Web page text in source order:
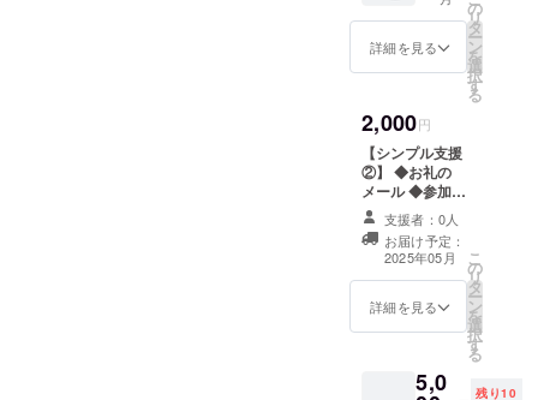
告書の
送付
（メー
領収書
Aオリジ
ナル
グッズ
（ボー
ルペ
ン）
詳細を見る
の
リ
タ
ー
ン
を
選
択
す
る
2,000円
【シンプル支援
②】 ◆お礼の
メール ◆参加者
の感想等を掲載
した報告書の送
付（メール） ◆
寄付金領収書 ※
このリターンは
寄付金領収書を
除き、1,000円の
支援者：0人
お届け予定：
2025年05月
詳細を見る
こ
の
リ
タ
ー
ン
を
選
択
す
る
5,0 残り10